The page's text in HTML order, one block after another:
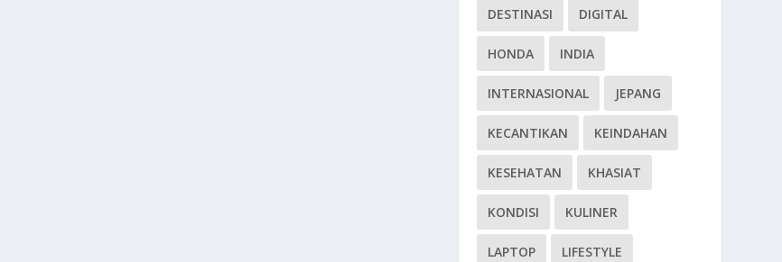
DESTINASI DIGITAL
HONDA INDIA
INTERNASIONAL JEPANG
KECANTIKAN KEINDAHAN
KESEHATAN KHASIAT
KONDISI KULINER
LAPTOP LIFESTYLE